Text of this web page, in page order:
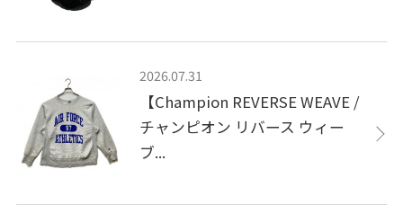
2026.07.31
【Champion REVERSE WEAVE /
チャンピオン リバース ウィー
ブ...